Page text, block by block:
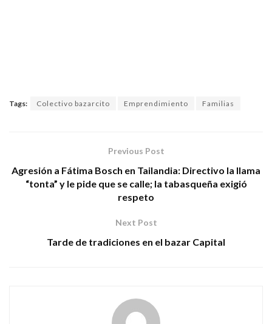
Tags: Colectivo bazarcito Emprendimiento Familias
Previous Post
Agresión a Fátima Bosch en Tailandia: Directivo la llama
“tonta” y le pide que se calle; la tabasqueña exigió
respeto
Next Post
Tarde de tradiciones en el bazar Capital